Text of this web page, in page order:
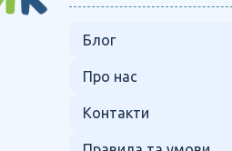
Блог
Про нас
Контакти